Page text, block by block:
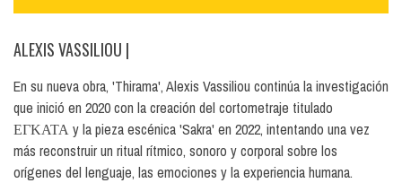
ALEXIS VASSILIOU |
En su nueva obra, 'Thirama', Alexis Vassiliou continúa la investigación
que inició en 2020 con la creación del cortometraje titulado
ΕΓΚΑΤΑ y la pieza escénica 'Sakra' en 2022, intentando una vez
más reconstruir un ritual rítmico, sonoro y corporal sobre los
orígenes del lenguaje, las emociones y la experiencia humana.